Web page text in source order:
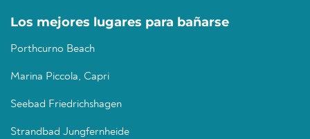
Los mejores lugares para bañarse
Porthcurno Beach
Marina Piccola, Capri
Seebad Friedrichshagen
Strandbad Jungfernheide